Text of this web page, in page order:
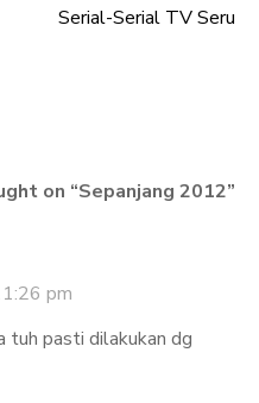
Serial-Serial TV Seru
on “Sepanjang 2012”
pm
tuh pasti dilakukan dg